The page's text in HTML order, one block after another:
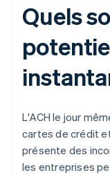
Quels
L'ACH le jour
cartes de crédit
présente des
les entreprises